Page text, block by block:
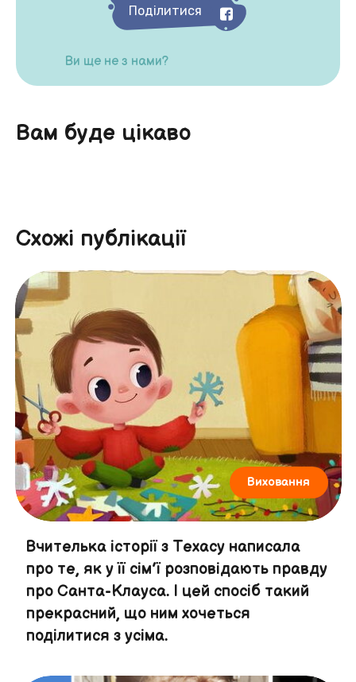
Поділитися
Ви ще не з нами?
Вам буде цікаво
Схожі публікації
Виховання
Вчителька історії з Техасу написала
про те, як у її сім’ї розповідають правду
про Санта-Клауса. І цей спосіб такий
прекрасний, що ним хочеться
поділитися з усіма.